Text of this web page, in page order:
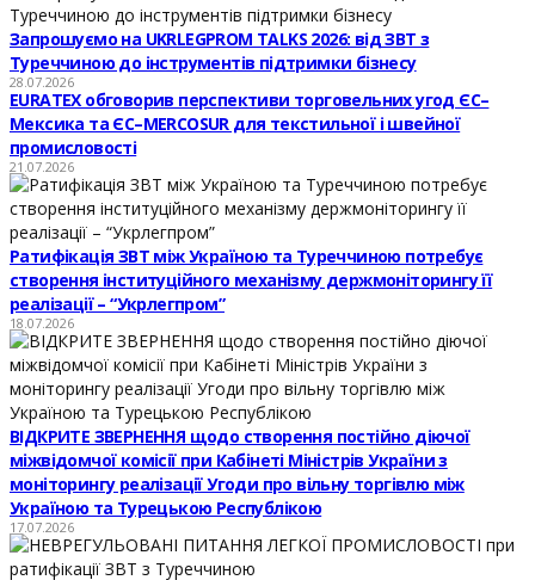
Запрошуємо на UKRLEGPROM TALKS 2026: від ЗВТ з
Туреччиною до інструментів підтримки бізнесу
28.07.2026
EURATEX обговорив перспективи торговельних угод ЄС–
Мексика та ЄС–MERCOSUR для текстильної і швейної
промисловості
21.07.2026
Ратифікація ЗВТ між Україною та Туреччиною потребує
створення інституційного механізму держмоніторингу її
реалізації – “Укрлегпром”
18.07.2026
ВІДКРИТЕ ЗВЕРНЕННЯ щодо створення постійно діючої
міжвідомчої комісії при Кабінеті Міністрів України з
моніторингу реалізації Угоди про вільну торгівлю між
Україною та Турецькою Республікою
17.07.2026